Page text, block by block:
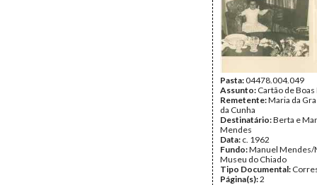
Pasta:04478.004.049
Assunto: Cartão de
Remetente:Maria da
da Cunha
Destinatário:Berta e
Mendes
Data: c. 1962
Fundo:Manuel Mendes/
Museu do Chiado
Tipo Documental:
Página(s):2